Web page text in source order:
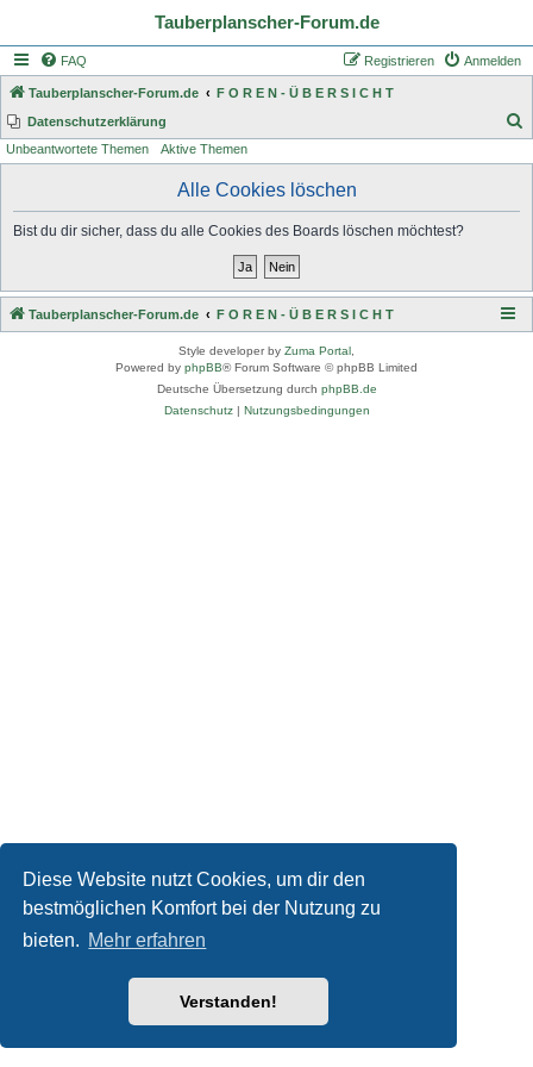
Diese Website nutzt Cookies, um dir den
bestmöglichen Komfort bei der Nutzung zu
bieten. Mehr erfahren
Verstanden!
Tauberplanscher-Forum.de
FAQ Anmelden
Registrieren
Tauberplanscher-Forum.de
F O R E N - Ü B E R S I C H T
Datenschutzerklärung
Unbeantwortete Themen Aktive Themen
Alle Cookies löschen
Bist du dir sicher, dass du alle Cookies des Boards löschen möchtest?
Tauberplanscher-Forum.de F O R E N - Ü B E R S I C H T
Style developer by Zuma Portal
Powered by phpBB® Forum Software © phpBB Limited
Deutsche Übersetzung durch phpBB.de
Datenschutz| Nutzungsbedingungen